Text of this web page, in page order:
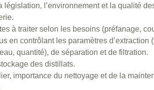
législation, l’environnement et la qualité
à traiter selon les besoins (préfanage,
en contrôlant les paramètres d’extraction
quantité), de séparation et de filtration.
des distillats.
importance du nettoyage et de la